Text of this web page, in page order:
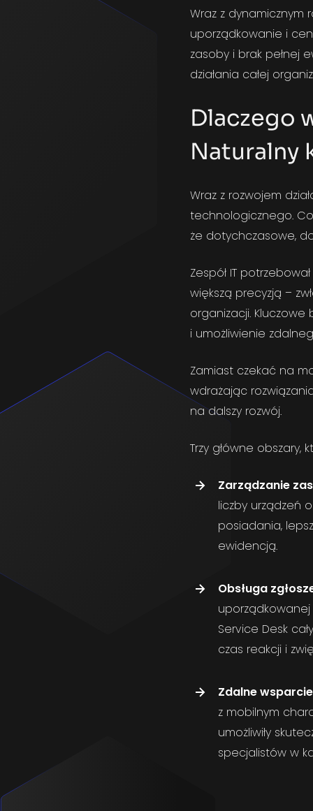
Wraz z dynamicznym
uporządkowanie i
zasoby i brak pełnej
działania całej
Dlaczego
Naturalny
Wraz z rozwojem
technologicznego.
że dotychczasowe,
Zespół IT
większą precyzją –
organizacji. Kluczowe
i umożliwienie
Zamiast czekać na
wdrażając
na dalszy rozwój.
Trzy główne obszary,
Zarządzanie
liczby urządzeń
posiadania,
ewidencją.
Obsługa
uporządkowanej
Service Desk
czas reakcji i
Zdalne
z mobilnym
umożliwiły
specjalistów w